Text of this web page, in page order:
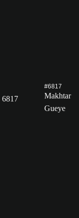
6817
#6817
Makhtar
Gueye